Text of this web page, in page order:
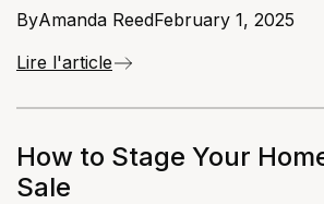
ByAmanda ReedFebruary 1, 2025
Lire l'article
How to Stage Your
Sale